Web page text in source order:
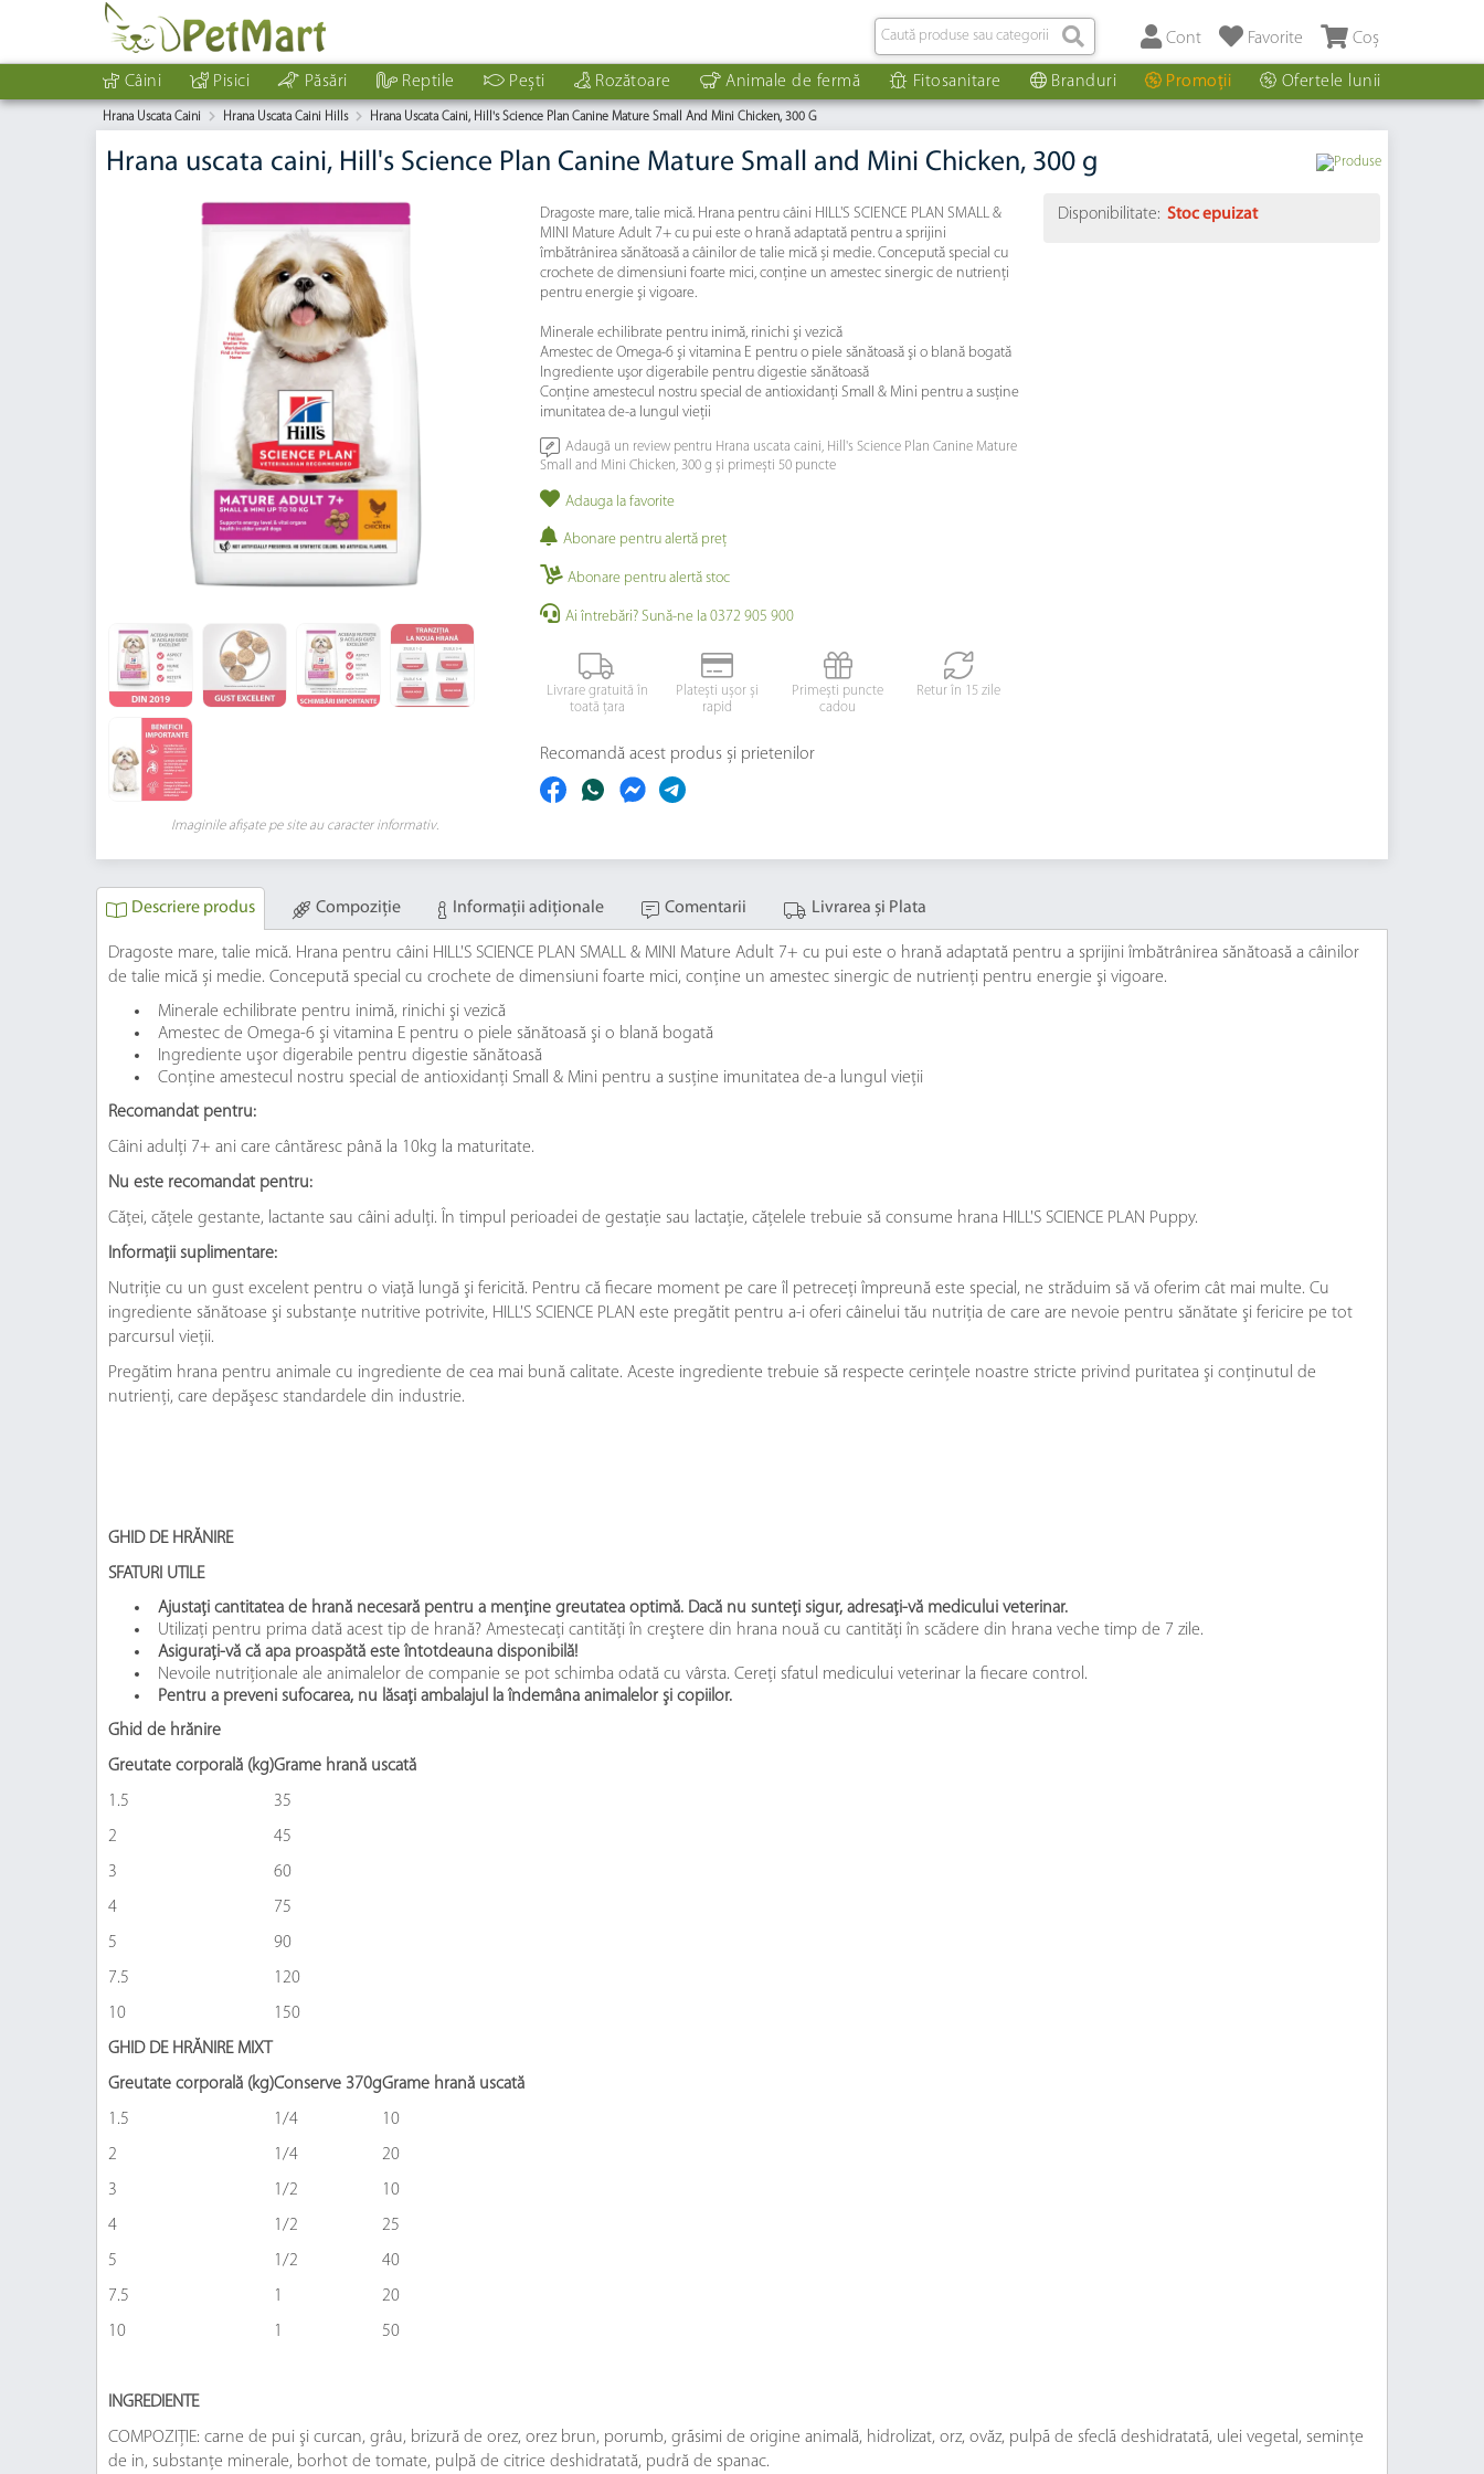
Coș
Favorite
Cont
Câini Pisici Păsări Reptile Pești Rozătoare Animale de fermă Fitosanitare Branduri Promoții Ofertele lunii
Hrana Uscata Caini Hrana Uscata Caini Hills Hrana Uscata Caini, Hill's Science Plan Canine Mature Small And Mini Chicken, 300 G
Hrana uscata caini, Hill's Science Plan Canine Mature Small and Mini Chicken, 300 g
Imaginile afișate pe site au caracter informativ.
Disponibilitate: Stoc epuizat
Dragoste mare, talie mică. Hrana pentru câini HILL'S SCIENCE PLAN SMALL &
MINI Mature Adult 7+ cu pui este o hrană adaptată pentru a sprijini
îmbătrânirea sănătoasă a câinilor de talie mică și medie. Concepută special cu
crochete de dimensiuni foarte mici, conţine un amestec sinergic de nutrienţi
pentru energie şi vigoare.
Minerale echilibrate pentru inimă, rinichi şi vezică
Amestec de Omega-6 şi vitamina E pentru o piele sănătoasă şi o blană bogată
Ingrediente uşor digerabile pentru digestie sănătoasă
Conţine amestecul nostru special de antioxidanţi Small & Mini pentru a susține
imunitatea de-a lungul vieţii
Adaugă un review pentru Hrana uscata caini, Hill's Science Plan Canine Mature
Small and Mini Chicken, 300 g și primești 50 puncte
Adauga la favorite
Abonare pentru alertă preţ
Abonare pentru alertă stoc
Ai întrebări? Sună-ne la 0372 905 900
Livrare gratuită în
toată țara
Platești ușor și
rapid
Primești puncte
cadou
Retur în 15 zile
Recomandă acest produs și prietenilor
Descriere produs Compoziție Informaţii adiţionale Comentarii Livrarea și Plata
Dragoste mare, talie mică. Hrana pentru câini HILL'S SCIENCE PLAN SMALL & MINI Mature Adult 7+ cu pui este o hrană adaptată pentru a sprijini îmbătrânirea sănătoasă a câinilor
de talie mică și medie. Concepută special cu crochete de dimensiuni foarte mici, conţine un amestec sinergic de nutrienţi pentru energie şi vigoare.
Minerale echilibrate pentru inimă, rinichi şi vezică
Amestec de Omega-6 şi vitamina E pentru o piele sănătoasă şi o blană bogată
Ingrediente uşor digerabile pentru digestie sănătoasă
Conţine amestecul nostru special de antioxidanţi Small & Mini pentru a susține imunitatea de-a lungul vieţii
Recomandat pentru:
Câini adulţi 7+ ani care cântăresc până la 10kg la maturitate.
Nu este recomandat pentru:
Căţei, căţele gestante, lactante sau câini adulţi. În timpul perioadei de gestaţie sau lactație, căţelele trebuie să consume hrana HILL'S SCIENCE PLAN Puppy.
Informații suplimentare:
Nutriţie cu un gust excelent pentru o viaţă lungă şi fericită. Pentru că fiecare moment pe care îl petreceți împreună este special, ne străduim să vă oferim cât mai multe. Cu
ingrediente sănătoase şi substanţe nutritive potrivite, HILL'S SCIENCE PLAN este pregătit pentru a-i oferi câinelui tău nutriţia de care are nevoie pentru sănătate şi fericire pe tot
parcursul vieţii.
Pregătim hrana pentru animale cu ingrediente de cea mai bună calitate. Aceste ingrediente trebuie să respecte cerinţele noastre stricte privind puritatea şi conţinutul de
nutrienţi, care depăşesc standardele din industrie.
GHID DE HRĂNIRE
SFATURI UTILE
Ajustaţi cantitatea de hrană necesară pentru a menţine greutatea optimă. Dacă nu sunteţi sigur, adresaţi-vă medicului veterinar.
Utilizaţi pentru prima dată acest tip de hrană? Amestecaţi cantităţi în creştere din hrana nouă cu cantităţi în scădere din hrana veche timp de 7 zile.
Asiguraţi-vă că apa proaspătă este întotdeauna disponibilă!
Nevoile nutriționale ale animalelor de companie se pot schimba odată cu vârsta. Cereţi sfatul medicului veterinar la fiecare control.
Pentru a preveni sufocarea, nu lăsaţi ambalajul la îndemâna animalelor şi copiilor.
Ghid de hrănire
Greutate corporală (kg)Grame hrană uscată
1.5
35
2
45
3
60
4
75
5
90
7.5
120
10
150
GHID DE HRĂNIRE MIXT
Greutate corporală (kg)Conserve 370gGrame hrană uscată
1.5
1/4
10
2
1/4
20
3
1/2
10
4
1/2
25
5
1/2
40
7.5
1
20
10
1 50
INGREDIENTE
COMPOZIŢIE: carne de pui şi curcan, grâu, brizură de orez, orez brun, porumb, grãsimi de origine animală, hidrolizat, orz, ovăz, pulpã de sfeclã deshidratatã, ulei vegetal, seminţe
de in, substanţe minerale, borhot de tomate, pulpă de citrice deshidratată, pudră de spanac.